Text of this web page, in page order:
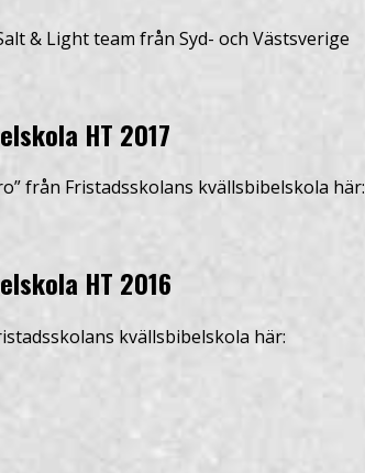
& Light team från Syd- och Västsverige
HT 2017
från Fristadsskolans kvällsbibelskola här:
HT 2016
kvällsbibelskola här: